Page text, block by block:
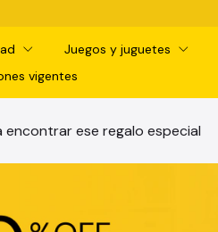
Juegos y juguetes
vigentes
ese regalo especial